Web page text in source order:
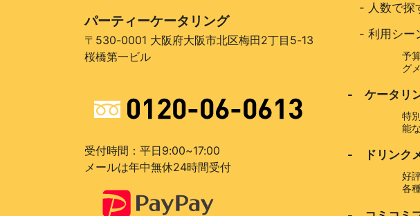
パーティーケータリング
〒530-0001 大阪府大阪市北区梅田2丁目5-13
桜橋第一ビル
受付時間：平日9:00~17:00
メールは年中無休24時間受付
- 人数で探
- 利用シー
予
グ
- ケータリ
特
能
- ドリンク
好
各